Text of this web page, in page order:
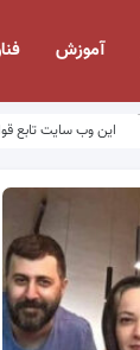
آموزش
این وب سایت تابع